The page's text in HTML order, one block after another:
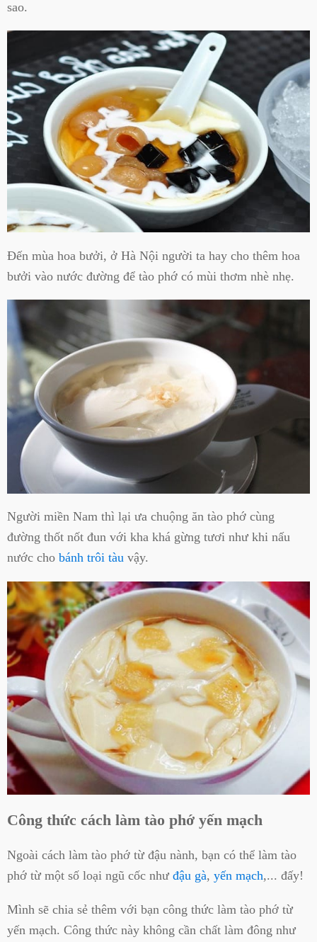
sao.
Đến mùa hoa bưởi, ở Hà Nội người ta hay cho thêm hoa
bưởi vào nước đường để tào phớ có mùi thơm nhè nhẹ.
Người miền Nam thì lại ưa chuộng ăn tào phớ cùng
đường thốt nốt đun với kha khá gừng tươi như khi nấu
nước cho bánh trôi tàu vậy.
Công thức cách làm tào phớ yến mạch
Ngoài cách làm tào phớ từ đậu nành, bạn có thể làm tào
phớ từ một số loại ngũ cốc như đậu gà, yến mạch,... đấy!
Mình sẽ chia sẻ thêm với bạn công thức làm tào phớ từ
yến mạch. Công thức này không cần chất làm đông như